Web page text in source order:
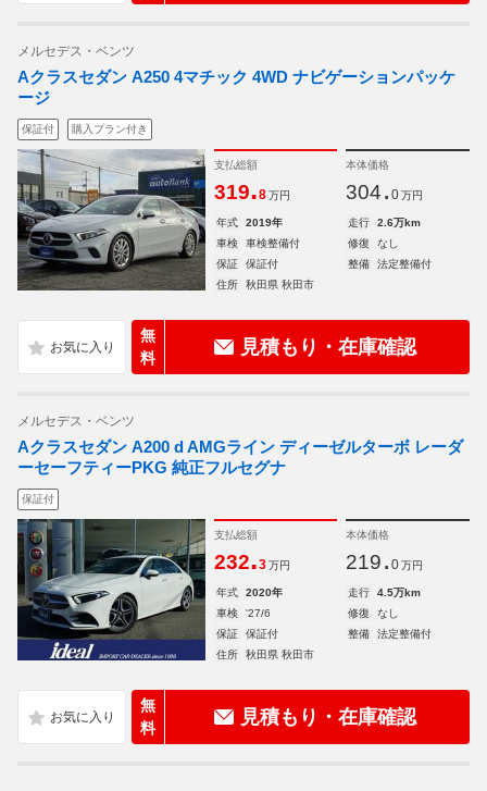
メルセデス・ベンツ
Aクラスセダン A250 4マチック 4WD ナビゲーションパッケ
ージ
保証付 購入プラン付き
支払総額
319.8 万円
本体価格
304. 0 万円
年式 2019年 走行
2.6万km
車検
車検整備付 修復
なし
保証
保証付 整備
法定整備付
住所
秋田県 秋田市
無
料
見積もり・在庫確認
メルセデス・ベンツ
Aクラスセダン A200 d AMGライン ディーゼルターボ レーダ
ーセーフティーPKG 純正フルセグナ
保証付
支払総額
232.3 万円
本体価格
219. 0 万円
年式 2020年 走行
4.5万km
車検
'27/6 修復
なし
保証
保証付 整備
法定整備付
住所
秋田県 秋田市
無
料
見積もり・在庫確認